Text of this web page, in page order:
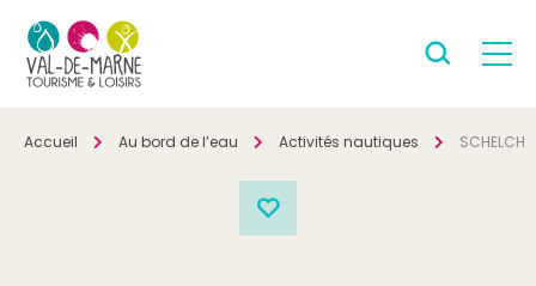
Accueil Au bord de l’eau Activités nautiques